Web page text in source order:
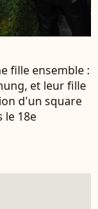
fille ensemble :
et leur fille
d'un square
le 18e